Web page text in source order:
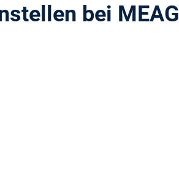
bei MEAG